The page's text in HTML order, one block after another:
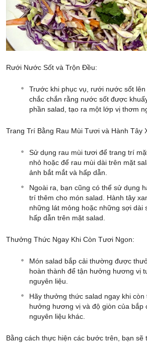
Rưới Nước Sốt và Trộn Đều:
Trước khi phục vụ, rưới nước sốt
chắc chắn rằng nước sốt được
phần salad, tạo ra một lớp vị thơm
Trang Trí Bằng Rau Mùi Tươi và Hành Tây
Sử dụng rau mùi tươi để trang trí
nhỏ hoặc để rau mùi dài trên mặt
ảnh bắt mắt và hấp dẫn.
Ngoài ra, bạn cũng có thể sử dụng
trí thêm cho món salad. Hành tây
những lát mỏng hoặc những sợi dài
hấp dẫn trên mặt salad.
Thưởng Thức Ngay Khi Còn Tươi Ngon:
Món salad bắp cải thường được
hoàn thành để tận hưởng hương vị
nguyên liệu.
Hãy thưởng thức salad ngay khi
hưởng hương vị và độ giòn của bắp
nguyên liệu khác.
Bằng cách thực hiện các bước trên, bạn sẽ